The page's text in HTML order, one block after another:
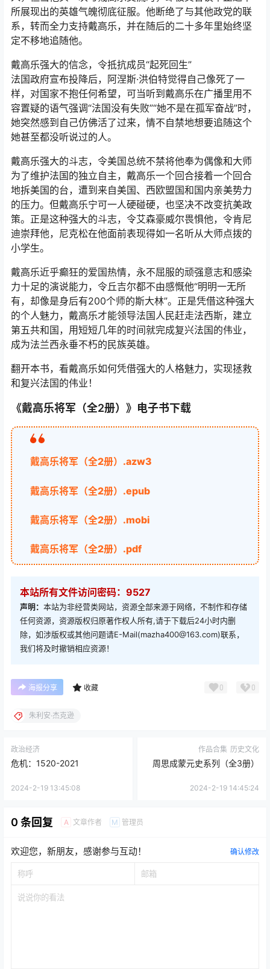
所展现出的英雄气魄彻底征服。他断绝了与其他政党的联
系，转而全力支持戴高乐，并在随后的二十多年里始终坚
定不移地追随他。
戴高乐强大的信念，令抵抗成员“起死回生”
法国政府宣布投降后，阿涅斯·洪伯特觉得自己像死了一
样，对国家不抱任何希望，可当听到戴高乐在广播里用不
容置疑的语气强调“法国没有失败”“她不是在孤军奋战”时，
她突然感到自己仿佛活了过来，情不自禁地想要追随这个
她甚至都没听说过的人。
戴高乐强大的斗志，令美国总统不禁将他奉为偶像和大师
为了维护法国的独立自主，戴高乐一个回合接着一个回合
地拆美国的台，遭到来自美国、西欧盟国和国内亲美势力
的压力。但戴高乐宁可一人硬碰硬，也坚决不改变抗美政
策。正是这种强大的斗志，令艾森豪威尔畏惧他，令肯尼
迪崇拜他，尼克松在他面前表现得如一名听从大师点拨的
小学生。
戴高乐近乎癫狂的爱国热情，永不屈服的顽强意志和感染
力十足的演说能力，令丘吉尔都不由感慨他“明明一无所
有，却像是身后有200个师的斯大林”。正是凭借这种强大
的个人魅力，戴高乐才能领导法国人民赶走法西斯，建立
第五共和国，用短短几年的时间就完成复兴法国的伟业，
成为法兰西永垂不朽的民族英雄。
翻开本书，看戴高乐如何凭借强大的人格魅力，实现拯救
和复兴法国的伟业！
《戴高乐将军（全2册）》电子书下载
戴高乐将军（全2册）.azw3
戴高乐将军（全2册）.epub
戴高乐将军（全2册）.mobi
戴高乐将军（全2册）.pdf
本站所有文件访问密码：9527
声明： 本站为非经营类网站，资源全部来源于网络，不制作和存储
任何资源，资源版权归原著作权人所有,请于下载后24小时内删
除，如涉版权或其他问题请E-Mail(mazha400@163.com)联系，
我们将及时撤销相应资源！
海报分享 收藏 0 0
朱利安·杰克逊
政治经济
危机：1520-2021
2024-2-19 13:45:08
作品合集 历史文化
周思成蒙元史系列（全3册）
2024-2-19 14:45:24
0 条回复 A 文章作者 M 管理员
欢迎您，新朋友，感谢参与互动！ 确认修改